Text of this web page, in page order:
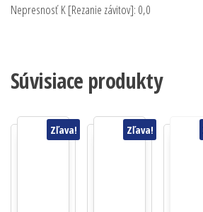
Nepresnosť K [Rezanie závitov]: 0,0
Súvisiace produkty
Zľava! Zľava!